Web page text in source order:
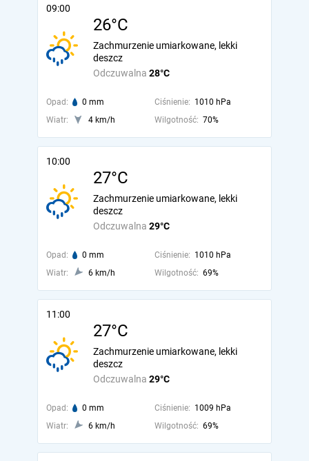
09:00
26°C
Odczuwalna 28°C
Zachmurzenie umiarkowane, lekki
deszcz
Opad: 0 mm Ciśnienie: 1010 hPa
Wiatr:
4 km/h Wilgotność: 70%
10:00
27°C
Odczuwalna 29°C
Zachmurzenie umiarkowane, lekki
deszcz
Opad: 0 mm Ciśnienie: 1010 hPa
Wiatr:
6 km/h Wilgotność: 69%
11:00
27°C
Odczuwalna 29°C
Zachmurzenie umiarkowane, lekki
deszcz
Opad: 0 mm Ciśnienie: 1009 hPa
Wiatr:
6 km/h Wilgotność: 69%